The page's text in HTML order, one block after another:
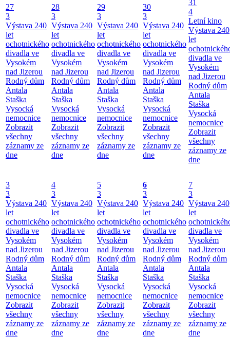
27
3
Výstava 240
let
ochotnického
divadla ve
Vysokém
nad Jizerou
Rodný dům
Antala
Staška
Vysocká
nemocnice
Zobrazit
všechny
záznamy ze
dne
28
3
Výstava 240
let
ochotnického
divadla ve
Vysokém
nad Jizerou
Rodný dům
Antala
Staška
Vysocká
nemocnice
Zobrazit
všechny
záznamy ze
dne
29
3
Výstava 240
let
ochotnického
divadla ve
Vysokém
nad Jizerou
Rodný dům
Antala
Staška
Vysocká
nemocnice
Zobrazit
všechny
záznamy ze
dne
30
3
Výstava 240
let
ochotnického
divadla ve
Vysokém
nad Jizerou
Rodný dům
Antala
Staška
Vysocká
nemocnice
Zobrazit
všechny
záznamy ze
dne
31
4
Letní kino
Výstava 240
let
divadla ve
Vysokém
nad Jizerou
Rodný dům
Antala
Staška
Vysocká
nemocnice
Zobrazit
všechny
záznamy ze
dne
3
3
Výstava 240
let
ochotnického
divadla ve
Vysokém
nad Jizerou
Rodný dům
Antala
Staška
Vysocká
nemocnice
Zobrazit
všechny
záznamy ze
dne
4
3
Výstava 240
let
ochotnického
divadla ve
Vysokém
nad Jizerou
Rodný dům
Antala
Staška
Vysocká
nemocnice
Zobrazit
všechny
záznamy ze
dne
5
3
Výstava 240
let
ochotnického
divadla ve
Vysokém
nad Jizerou
Rodný dům
Antala
Staška
Vysocká
nemocnice
Zobrazit
všechny
záznamy ze
dne
6
3
Výstava 240
let
ochotnického
divadla ve
Vysokém
nad Jizerou
Rodný dům
Antala
Staška
Vysocká
nemocnice
Zobrazit
všechny
záznamy ze
dne
7
3
Výstava 240
let
divadla ve
Vysokém
nad Jizerou
Rodný dům
Antala
Staška
Vysocká
nemocnice
Zobrazit
všechny
záznamy ze
dne